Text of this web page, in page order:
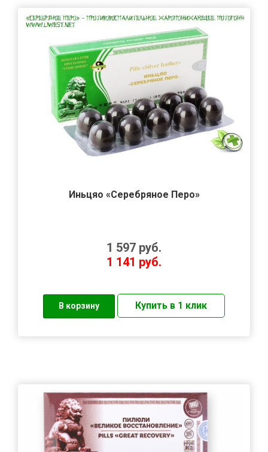
Иньцяо «Серебряное Перо»
1 597 руб.
1 141 руб.